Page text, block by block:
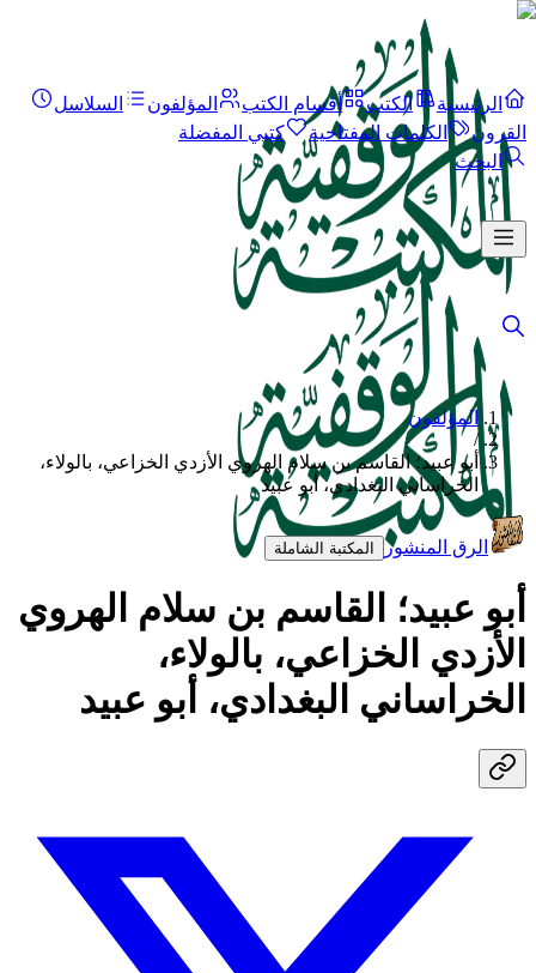
الرئيسية الكتب أقسام الكتب المؤلفون
السلاسل
القرون
الكلمات المفتاحية
كتبي المفضلة
البحث
المؤلفون
/
أبو عبيد؛ القاسم بن سلام الهروي الأزدي الخزاعي، بالولاء،
الخراساني البغدادي، أبو عبيد
الرق المنشور المكتبة الشاملة
أبو عبيد؛ القاسم بن سلام الهروي
الأزدي الخزاعي، بالولاء،
الخراساني البغدادي، أبو عبيد